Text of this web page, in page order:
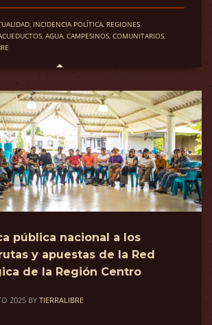
INCIDENCIA POLÍTICA REGIONES
AGUA CAMPESINOS COMUNITARIOS
pública nacional a los
y apuestas de la Red
de la Región Centro
2025 BY TIERRALIBRE